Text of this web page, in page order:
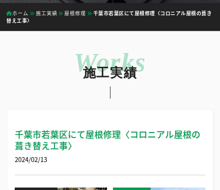
ホーム 施工実績 屋根修理
千葉市若葉区にて屋根修理〈コロニアル屋根の葺き
替え工事〉
施工実績
千葉市若葉区にて屋根修理〈コロニアル屋根の
葺き替え工事〉
2024/02/13